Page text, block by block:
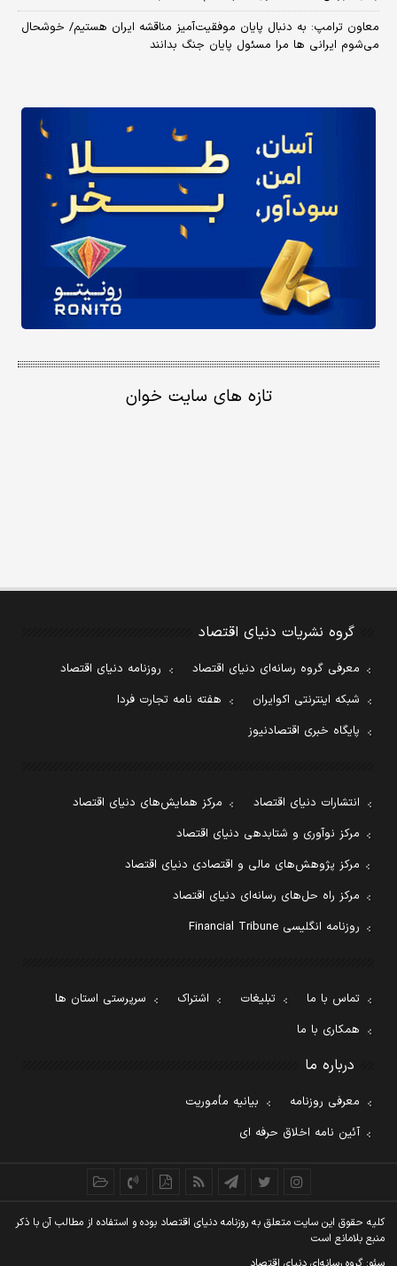
معاون ترامپ: به دنبال پایان موفقیت‌آمیز مناقشه ایران هستیم/ خوشحال
می‌شوم ایرانی ها مرا مسئول پایان جنگ بدانند
تازه های سایت خوان
گروه نشریات دنیای اقتصاد
معرفی گروه رسانه‌ای دنیای اقتصاد
روزنامه دنیای اقتصاد
شبکه اینترنتی اکوایران
هفته نامه تجارت فردا
پایگاه خبری اقتصادنیوز
انتشارات دنیای اقتصاد
مرکز همایش‌های دنیای اقتصاد
مرکز نوآوری و شتابدهی دنیای اقتصاد
مرکز پژوهش‌های مالی و اقتصادی دنیای اقتصاد
مرکز راه حل‌های رسانه‌ای دنیای اقتصاد
روزنامه انگلیسی Financial Tribune
تماس با ما تبلیغات اشتراک
سرپرستی استان ها
همکاری با ما
درباره ما
معرفی روزنامه
بیانیه مأموریت
آئین نامه اخلاق حرفه ای
کليه حقوق اين سايت متعلق به روزنامه دنيای اقتصاد بوده و استفاده از مطالب آن با ذکر
منبع بلامانع است